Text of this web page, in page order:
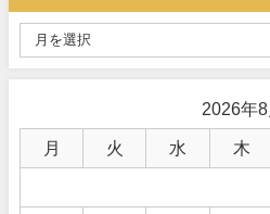
2026年8
月 火 水 木